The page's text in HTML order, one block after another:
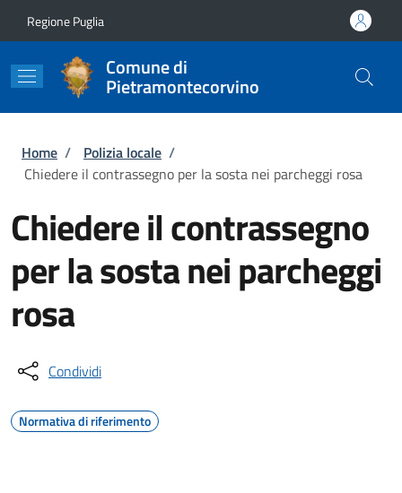
Regione Puglia
Comune di
Pietramontecorvino
Briciole di pane
Home / Polizia locale /
Chiedere il contrassegno per la sosta nei parcheggi rosa
Chiedere il contrassegno
per la sosta nei parcheggi
rosa
Condividi
Normativa di riferimento